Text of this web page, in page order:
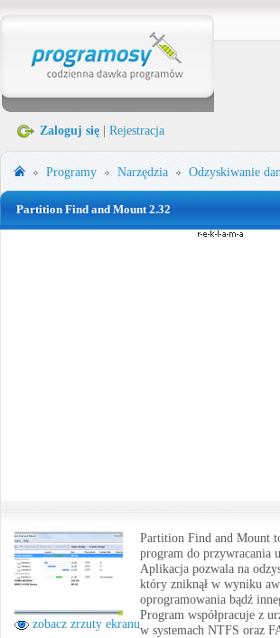
Zaloguj się Rejestracja
Programy Narzędzia Odzyskiwanie
Partition Find and Mount 2.32
zobacz zrzuty ekranu
Partition Find and Mount
program do przywracania
Aplikacja pozwala na
który zniknął w wyniku
oprogramowania bądź
Program współpracuje z
w systemach NTFS oraz